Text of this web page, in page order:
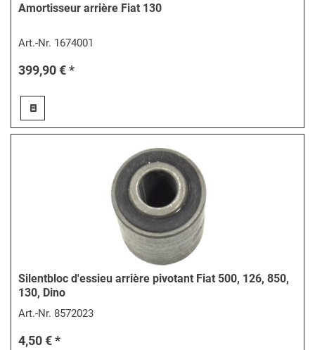
Amortisseur arrière Fiat 130
Art.-Nr. 1674001
399,90 € *
Silentbloc d'essieu arrière pivotant Fiat 500, 126, 850,
130, Dino
Art.-Nr. 8572023
4,50 € *